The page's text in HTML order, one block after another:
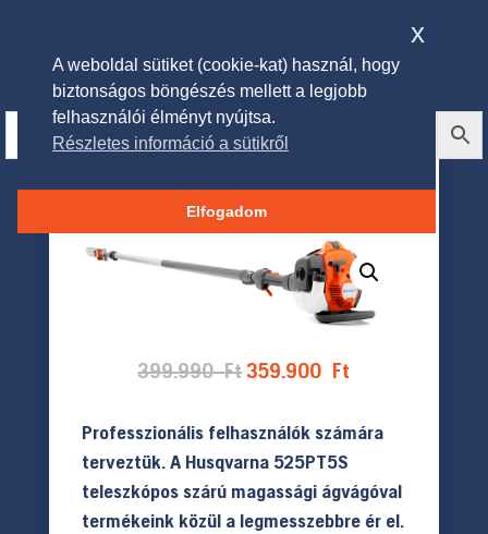
Husqvarna 525PT5S
magassági ágvágó
399.990FtOriginal
was:
399.990 Ft.
359.900 Ft
is:
Professzionális felhasználók számára
terveztük. A Husqvarna 525PT5S
teleszkópos szárú magassági ágvágóval
termékeink közül a legmesszebbre ér el.
A weboldal sütiket (cookie-kat) használ, hogy
biztonságos böngészés mellett a legjobb
felhasználói élményt nyújtsa.
Részletes információ a sütikről
Elfogadom
x